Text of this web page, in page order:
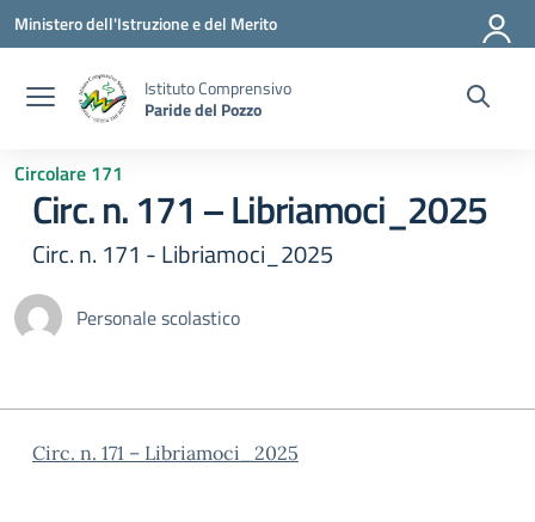
Vai ai contenuti
Vai al menu di navigazione
Vai al footer
Ministero dell'Istruzione e del Merito
Istituto Comprensivo
Paride del Pozzo
Circolare 171
Circ. n. 171 – Libriamoci_2025
Circ. n. 171 - Libriamoci_2025
Personale scolastico
Circ. n. 171 – Libriamoci_2025